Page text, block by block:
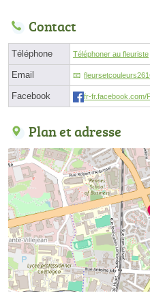
Contact
Téléphone Téléphoner au fleuriste
Email
Facebook fr-fr.facebook.com/
Plan et adresse